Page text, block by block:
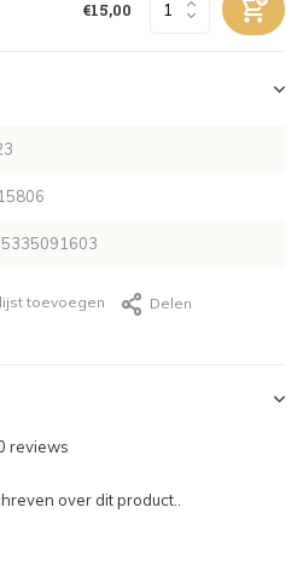
€15,00
toevoegen Delen
reviews
over dit product..